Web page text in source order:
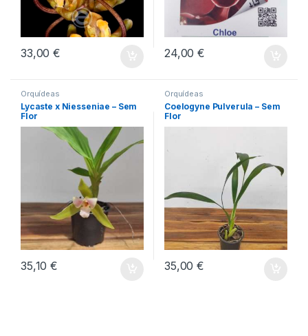
33,00€ 24,00€
Orquídeas
Lycaste x Niesseniae – Sem
Flor
35,10€
Orquídeas
Coelogyne Pulverula – Sem
Flor
35,00€